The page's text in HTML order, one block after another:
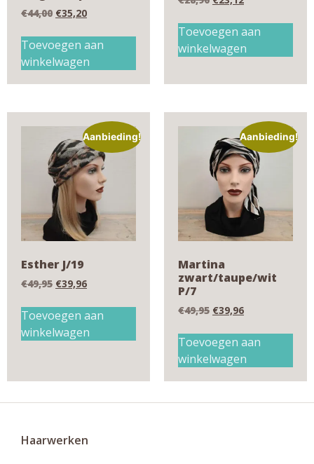
€44,00 €35,20
Toevoegen aan
winkelwagen
Toevoegen aan
winkelwagen
Aanbieding!
Esther J/19
€49,95 €39,96
Toevoegen aan
winkelwagen
Aanbieding!
Martina
zwart/taupe/wit
P/7
€49,95 €39,96
Toevoegen aan
winkelwagen
Haarwerken